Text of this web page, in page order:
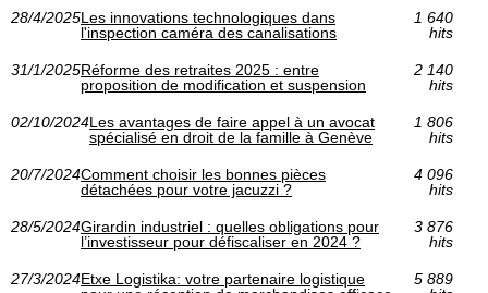
28/4/2025Les innovations technologiques dans
l'inspection caméra des canalisations
1 640
hits
31/1/2025Réforme des retraites 2025 : entre
proposition de modification et suspension
2 140
hits
02/10/2024Les avantages de faire appel à un avocat
spécialisé en droit de la famille à Genève
1 806
hits
20/7/2024Comment choisir les bonnes pièces
détachées pour votre jacuzzi ?
4 096
hits
28/5/2024Girardin industriel : quelles obligations pour
l’investisseur pour défiscaliser en 2024 ?
3 876
hits
27/3/2024Etxe Logistika: votre partenaire logistique
5 889